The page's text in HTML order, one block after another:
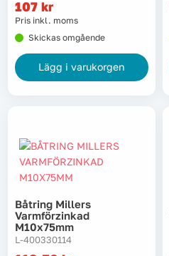
107 kr
Pris inkl. moms
Skickas omgående
Lägg i varukorgen
Båtring Millers
Varmförzinkad
M10x75mm
L-400330114